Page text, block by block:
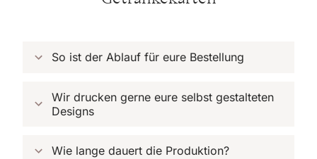
So ist der Ablauf für eure Bestellung
Wir drucken gerne eure selbst gestalteten
Designs
Wie lange dauert die Produktion?